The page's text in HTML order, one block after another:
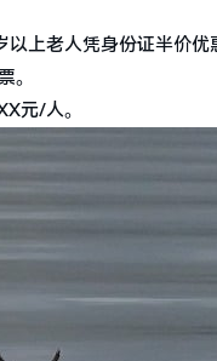
上老人凭身份证半价优
。
元/人。